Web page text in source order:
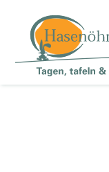
springen